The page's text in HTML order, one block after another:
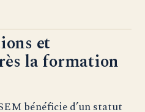
et
la formation
bénéficie d’un statut